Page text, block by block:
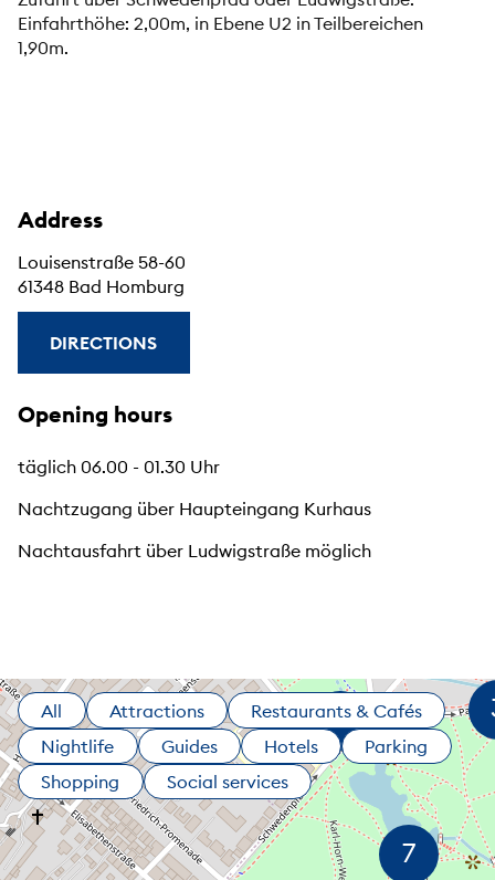
Einfahrthöhe: 2,00m, in Ebene U2 in Teilbereichen
1,90m.
Address
Louisenstraße 58-60
61348 Bad Homburg
DIRECTIONS
Opening hours
täglich 06.00 - 01.30 Uhr
Nachtzugang über Haupteingang Kurhaus
Nachtausfahrt über Ludwigstraße möglich
All Attractions
Restaurants & Cafés
Nightlife
Guides Hotels
Parking
Shopping
Social services